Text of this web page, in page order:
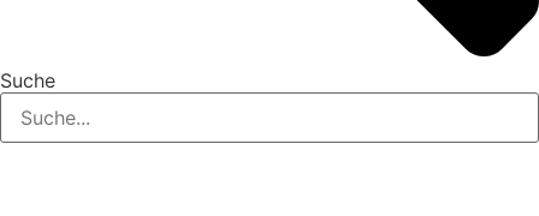
Suche